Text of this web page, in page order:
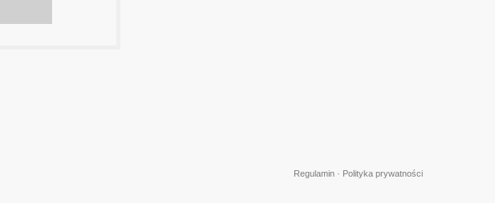
Polityka prywatności
Regulamin·